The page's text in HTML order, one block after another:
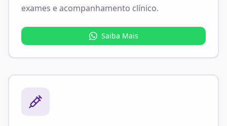
exames e acompanhamento clínico.
Saiba Mais